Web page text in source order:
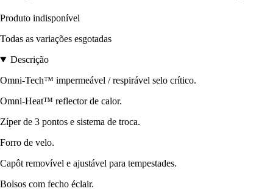
Produto indisponível
Todas as variações esgotadas
Descrição
Omni-Tech™ impermeável / respirável selo crítico.
Omni-Heat™ reflector de calor.
Zíper de 3 pontos e sistema de troca.
Forro de velo.
Capôt removível e ajustável para tempestades.
Bolsos com fecho éclair.